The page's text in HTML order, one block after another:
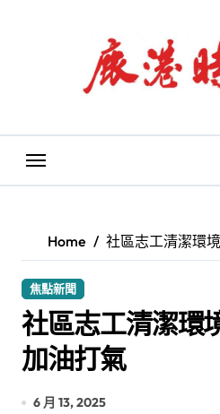
Home 社區志工清潔環
焦點新聞
社區志工清潔環
加油打氣
6 月 13, 2025